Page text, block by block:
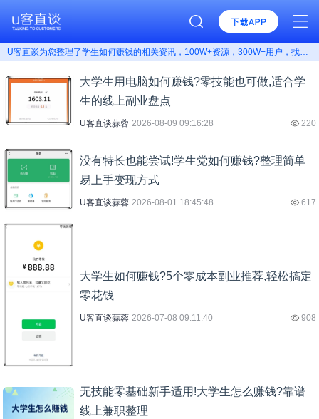
大学生用电脑如何赚钱?零技能也可做,适合学
生的线上副业盘点
U客直谈蒜蓉 2026-08-09 09:16:28 220
没有特长也能尝试!学生党如何赚钱?整理简单
易上手变现方式
U客直谈蒜蓉 2026-08-01 18:45:48 617
大学生如何赚钱?5个零成本副业推荐,轻松搞定
零花钱
U客直谈蒜蓉 2026-07-08 09:11:40 908
无技能零基础新手适用!大学生怎么赚钱?靠谱
线上兼职整理